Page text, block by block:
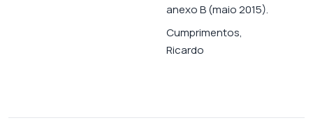
anexo B (maio 2015).
Cumprimentos,
Ricardo